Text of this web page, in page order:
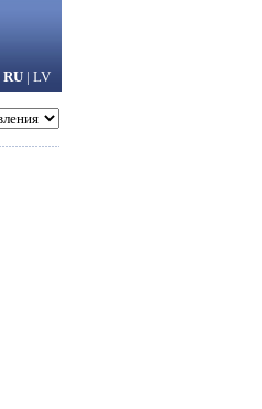
RU | LV